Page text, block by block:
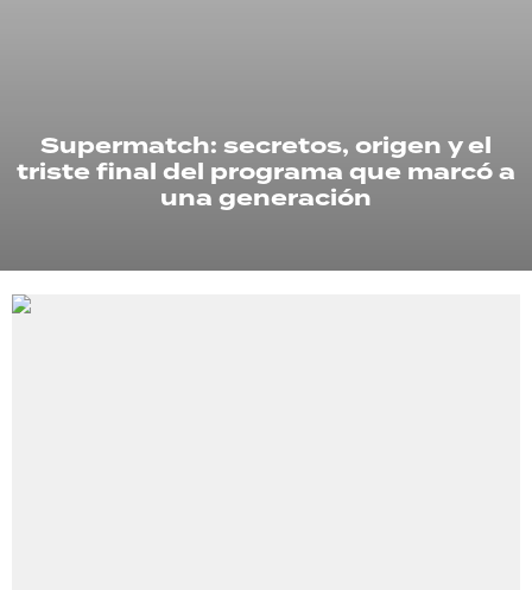
Supermatch: secretos, origen y el
triste final del programa que marcó a
una generación
RECETAS
PALABRAS